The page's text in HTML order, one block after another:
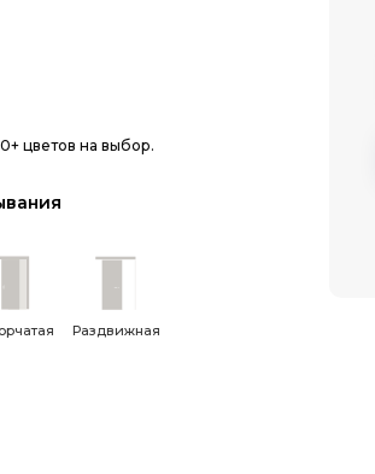
цветов на выбор.
Раздвижная